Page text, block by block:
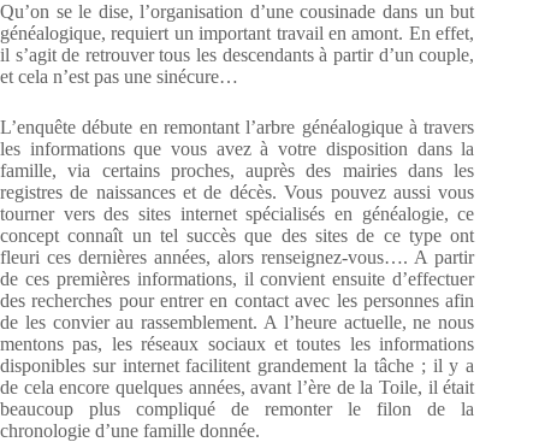
Qu’on se le dise, l’organisation d’une cousinade dans un but
généalogique, requiert un important travail en amont. En effet,
il s’agit de retrouver tous les descendants à partir d’un couple,
et cela n’est pas une sinécure…
L’enquête débute en remontant l’arbre généalogique à travers
les informations que vous avez à votre disposition dans la
famille, via certains proches, auprès des mairies dans les
registres de naissances et de décès. Vous pouvez aussi vous
tourner vers des sites internet spécialisés en généalogie, ce
concept connaît un tel succès que des sites de ce type ont
fleuri ces dernières années, alors renseignez-vous…. A partir
de ces premières informations, il convient ensuite d’effectuer
des recherches pour entrer en contact avec les personnes afin
de les convier au rassemblement. A l’heure actuelle, ne nous
mentons pas, les réseaux sociaux et toutes les informations
disponibles sur internet facilitent grandement la tâche ; il y a
de cela encore quelques années, avant l’ère de la Toile, il était
beaucoup plus compliqué de remonter le filon de la
chronologie d’une famille donnée.